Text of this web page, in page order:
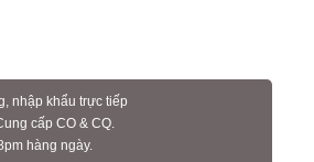
nhập khẩu trực tiếp
cấp CO & CQ.
hàng ngày.